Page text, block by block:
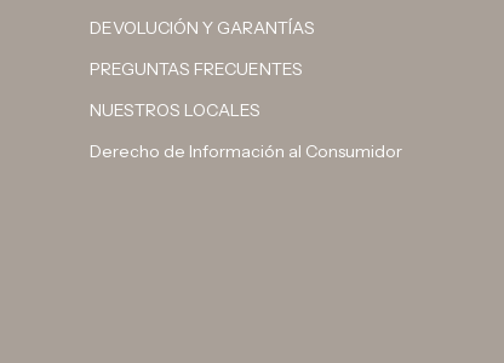
DEVOLUCIÓN Y GARANTÍAS
PREGUNTAS FRECUENTES
NUESTROS LOCALES
Derecho de Información al Consumidor